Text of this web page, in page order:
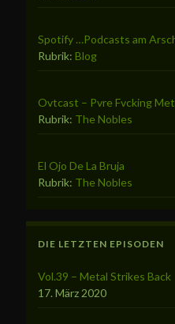
Spotify …Podcasts am
Rubrik: Blog
Ovtcast – Pvre Fvcking
Rubrik: The Nobles
El Ojo De La Bruja
Rubrik: The Nobles
DIE LETZTEN EPISODEN
Vol.39 – Metal Strikes Back
17. März 2020